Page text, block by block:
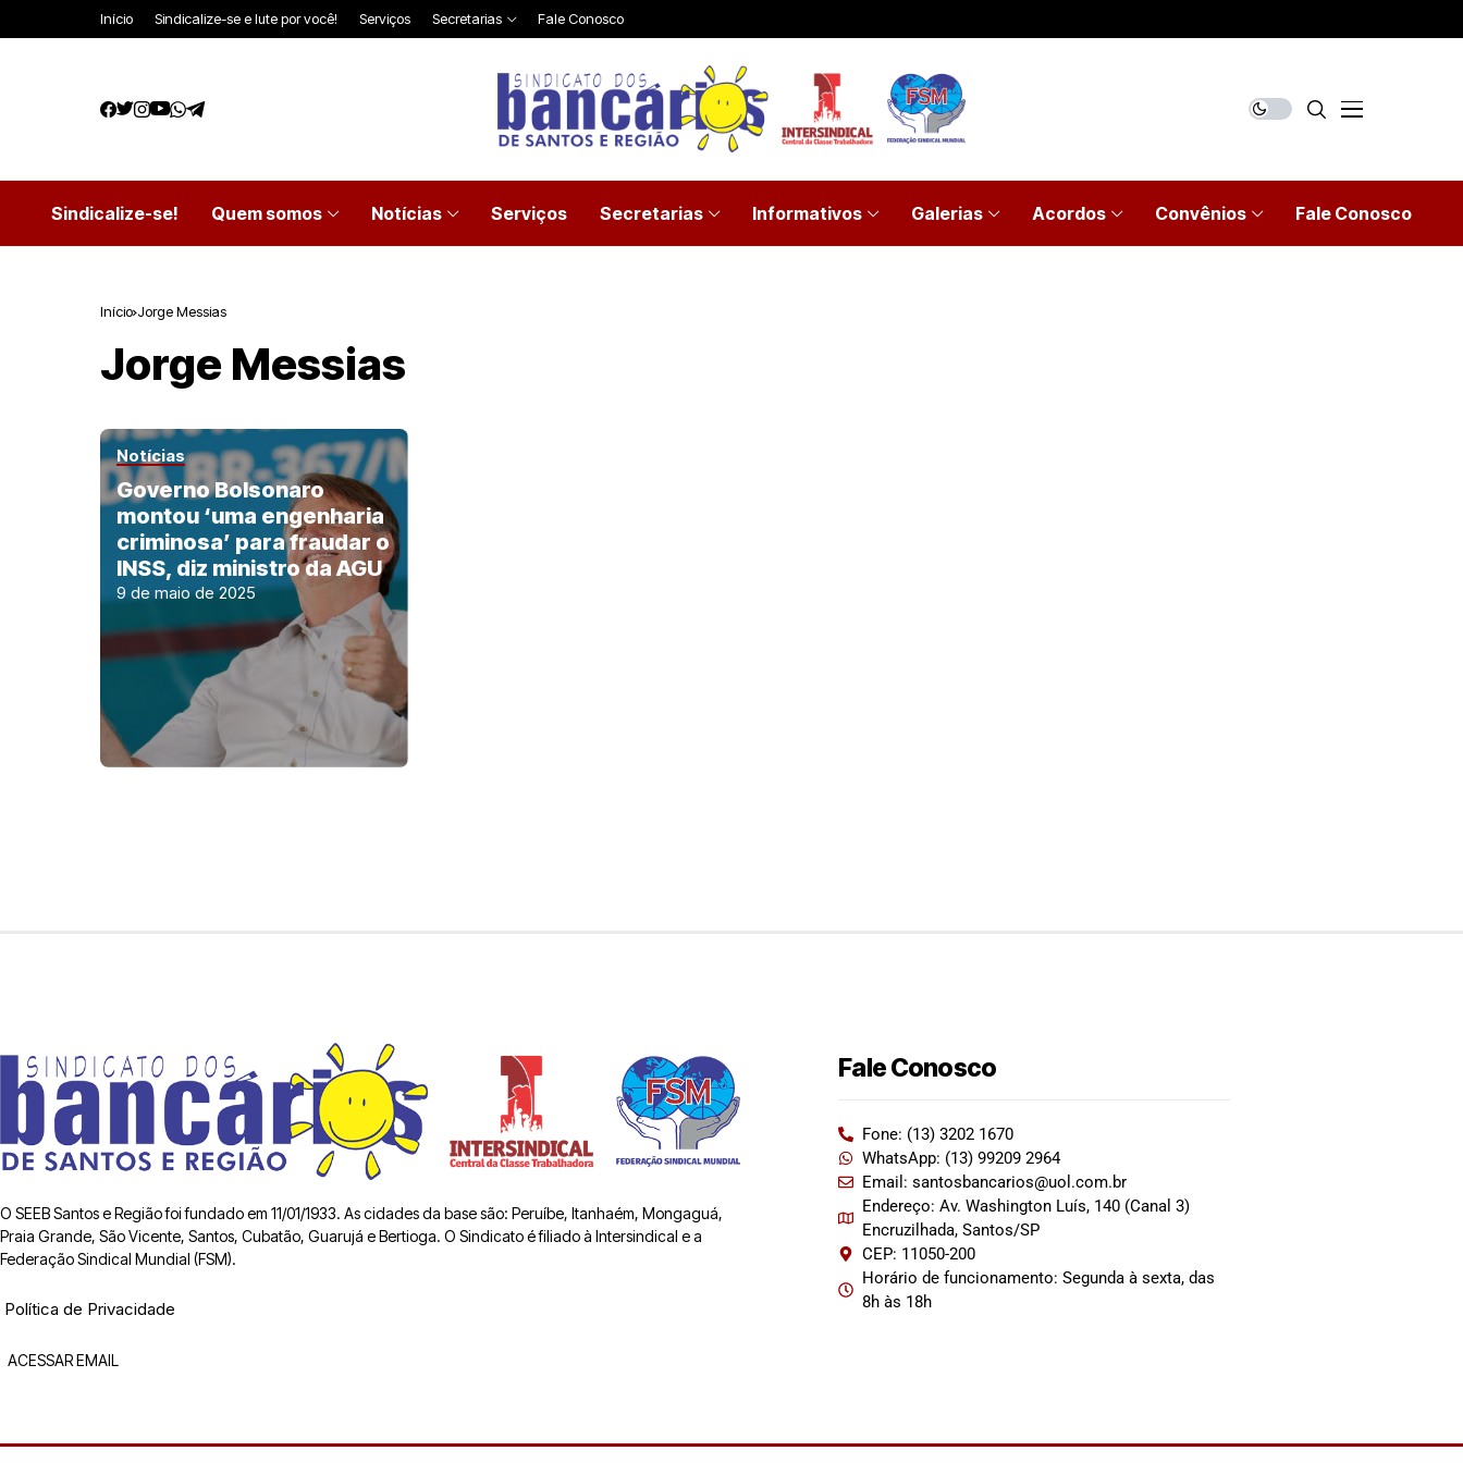
Início Sindicalize-se e lute por você! Serviços Secretarias Fale Conosco
Sindicalize-se! Quem somos Notícias Serviços Secretarias Informativos Galerias Acordos Convênios Fale Conosco
Início Jorge Messias
Jorge Messias
Notícias
Governo Bolsonaro
montou ‘uma engenharia
criminosa’ para fraudar o
INSS, diz ministro da AGU
9 de maio de 2025
O SEEB Santos e Região foi fundado em 11/01/1933. As cidades da base são: Peruíbe, Itanhaém, Mongaguá,
Praia Grande, São Vicente, Santos, Cubatão, Guarujá e Bertioga. O Sindicato é filiado à Intersindical e a
Federação Sindical Mundial (FSM).
Política de Privacidade
ACESSAR EMAIL
Fale Conosco
Fone: (13) 3202 1670
WhatsApp: (13) 99209 2964
Email: santosbancarios@uol.com.br
Endereço: Av. Washington Luís, 140 (Canal 3)
Encruzilhada, Santos/SP
CEP: 11050-200
Horário de funcionamento: Segunda à sexta, das
8h às 18h